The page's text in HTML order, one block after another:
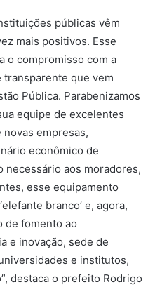
públicas vêm
mais positivos. Esse
o compromisso com a
transparente que vem
Pública. Parabenizamos
equipe de excelentes
empresas,
econômico de
necessário aos moradores,
esse equipamento
branco’ e, agora,
de fomento ao
e inovação, sede de
e institutos,
destaca o prefeito Rodrigo